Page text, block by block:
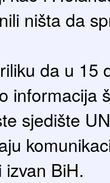
ništa da
da u 15
informacija
sjedište
BiH.